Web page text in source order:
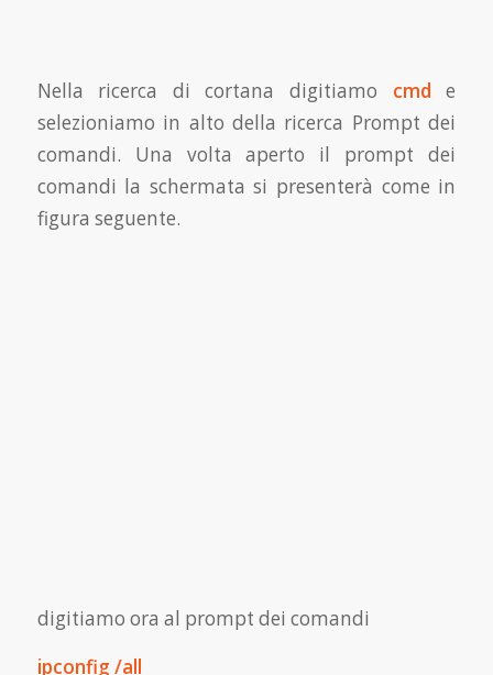
Nella ricerca di cortana digitiamo cmde
selezioniamo in alto della ricerca Prompt dei
comandi. Una volta aperto il prompt dei
comandi la schermata si presenterà come in
figura seguente.
digitiamo ora al prompt dei comandi
ipconfig /all